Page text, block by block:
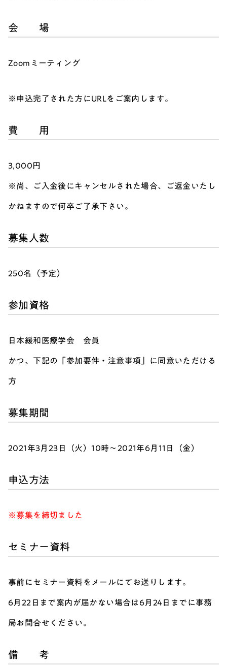
会 場
Zoomミーティング
※申込完了された方にURLをご案内します。
費 用
3,000円
※尚、ご入金後にキャンセルされた場合、ご返金いたし
かねますので何卒ご了承下さい。
募集人数
250名（予定）
参加資格
日本緩和医療学会 会員
かつ、下記の「参加要件・注意事項」に同意いただける
方
募集期間
2021年3月23日（火）10時～2021年6月11日（金）
申込方法
※募集を締切ました
セミナー資料
事前にセミナー資料をメールにてお送りします。
6月22日まで案内が届かない場合は6月24日までに事務
局お問合せください。
備 考